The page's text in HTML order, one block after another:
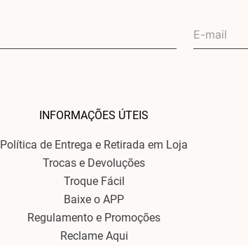
INFORMAÇÕES ÚTEIS
Política de Entrega e Retirada em Loja
Trocas e Devoluções
Troque Fácil
Baixe o APP
Regulamento e Promoções
Reclame Aqui